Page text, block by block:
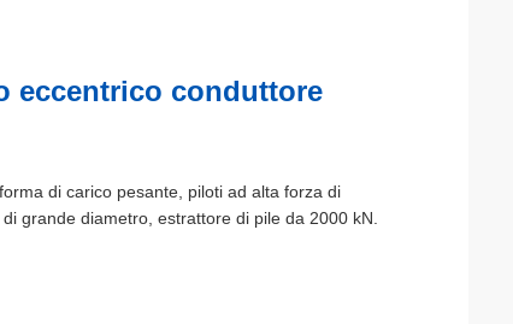
eccentrico conduttore
di carico pesante, piloti ad alta forza di
grande diametro, estrattore di pile da 2000 kN.